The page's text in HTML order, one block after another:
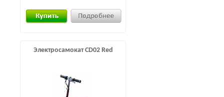
Электросамокат CD02 Red